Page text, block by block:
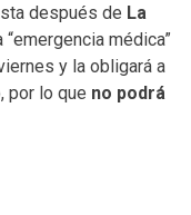
después de La
médica”
y la obligará a
por lo que no podrá